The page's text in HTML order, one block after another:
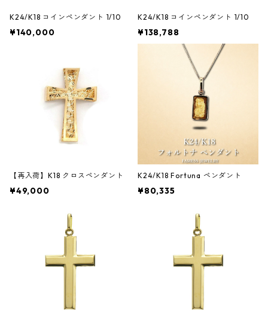
K24/K18 コインペンダント 1/10
¥140,000
K24/K18 コインペンダント 1/10
¥138,788
【再入荷】K18 クロスペンダント
¥49,000
K24/K18 Fortuna ペンダント
¥80,335